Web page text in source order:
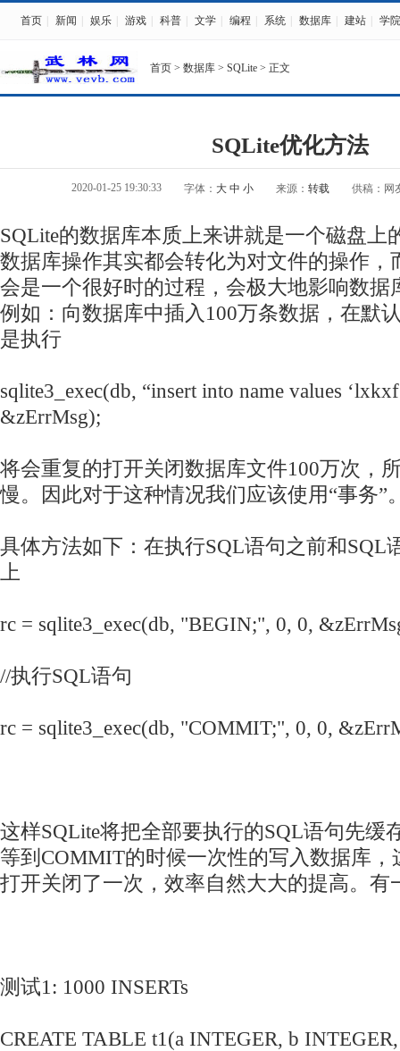
首页 新闻 娱乐 游戏 科普 文学 编程 系统 数据库 建站 学院
首页 > 数据库 > SQLite > 正文
SQLite优化方法
2020-01-25 19:30:33 字体： 大 中 小 来源： 转载 供稿：网
SQLite的数据库本质上来讲就是一个磁盘上
数据库操作其实都会转化为对文件的操作，
会是一个很好时的过程，会极大地影响数据
例如：向数据库中插入100万条数据，在默
是执行
sqlite3_exec(db, “insert into name values
&zErrMsg);
将会重复的打开关闭数据库文件100万次，
慢。因此对于这种情况我们应该使用“事务”
具体方法如下：在执行SQL语句之前和SQL
上
rc = sqlite3_exec(db, "BEGIN;", 0, 0,
//执行SQL语句
rc = sqlite3_exec(db, "COMMIT;", 0, 0,
这样SQLite将把全部要执行的SQL语句先缓
等到COMMIT的时候一次性的写入数据库
打开关闭了一次，效率自然大大的提高。有
测试1: 1000 INSERTs
CREATE TABLE t1(a INTEGER, b